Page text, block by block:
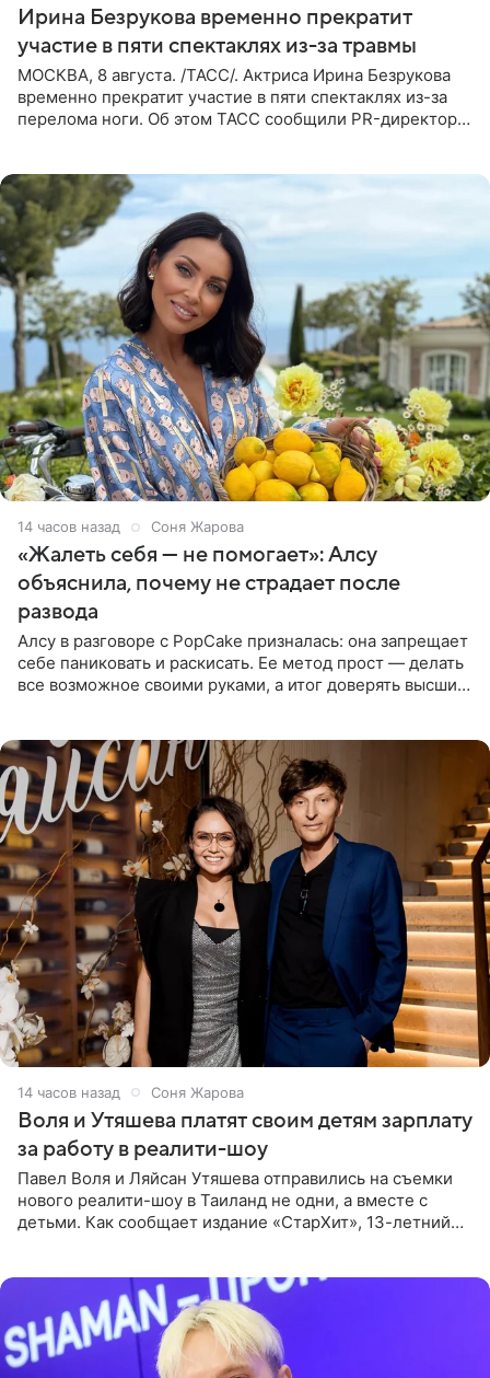
Ирина Безрукова временно прекратит
участие в пяти спектаклях из-за травмы
МОСКВА, 8 августа. /ТАСС/. Актриса Ирина Безрукова
временно прекратит участие в пяти спектаклях из-за
перелома ноги. Об этом ТАСС сообщили PR-директор
14 часов назад Соня Жарова
«Жалеть себя — не помогает»: Алсу
объяснила, почему не страдает после
развода
Алсу в разговоре с PopCake призналась: она запрещает
себе паниковать и раскисать. Ее метод прост — делать
все возможное своими руками, а итог доверять высшим
14 часов назад Соня Жарова
Воля и Утяшева платят своим детям зарплату
за работу в реалити-шоу
Павел Воля и Ляйсан Утяшева отправились на съемки
нового реалити-шоу в Таиланд не одни, а вместе с
детьми. Как сообщает издание «СтарХит», 13-летний